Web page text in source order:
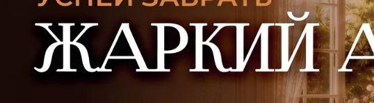
УЗНАТЬ ПОДРОБНЕЕ